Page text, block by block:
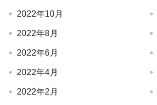
2022年10月
2022年8月
2022年6月
2022年4月
2022年2月